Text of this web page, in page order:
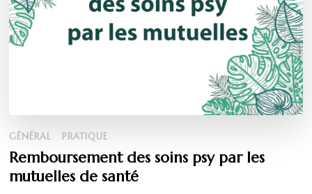
GÉNÉRAL PRATIQUE
Remboursement des soins psy par les
mutuelles de santé